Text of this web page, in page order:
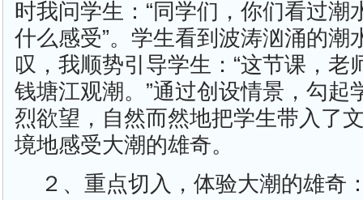
时我问学生：“同学们，你们看过潮
什么感受”。学生看到波涛汹涌的潮
叹，我顺势引导学生：“这节课，老
钱塘江观潮。”通过创设情景，勾起
烈欲望，自然而然地把学生带入了
境地感受大潮的雄奇。
２、重点切入，体验大潮的雄奇